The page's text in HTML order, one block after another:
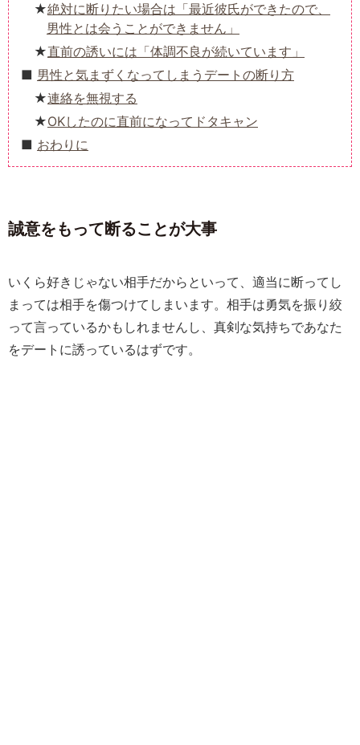
絶対に断りたい場合は「最近彼氏ができたので、
男性とは会うことができません」
直前の誘いには「体調不良が続いています」
男性と気まずくなってしまうデートの断り方
連絡を無視する
OKしたのに直前になってドタキャン
おわりに
誠意をもって断ることが大事
いくら好きじゃない相手だからといって、適当に断ってし
まっては相手を傷つけてしまいます。相手は勇気を振り絞
って言っているかもしれませんし、真剣な気持ちであなた
をデートに誘っているはずです。